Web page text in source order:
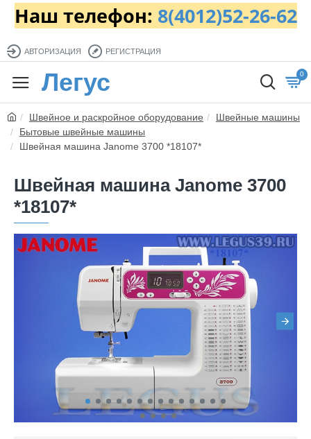
Наш телефон: 8(4012)52-26-62
АВТОРИЗАЦИЯ РЕГИСТРАЦИЯ
Легус 0
Швейное и раскройное оборудование
Швейные машины
Бытовые швейные машины
Швейная машина Janome 3700 *18107*
Швейная машина Janome 3700
*18107*